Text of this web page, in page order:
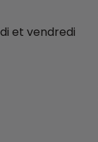
et vendredi